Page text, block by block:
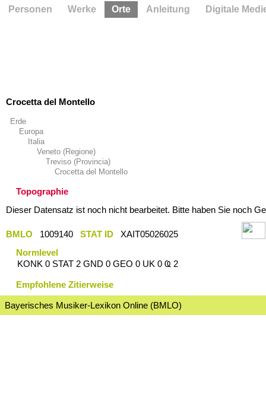
Crocetta del Montello
Erde
Europa
Italia
Veneto (Regione)
Treviso (Provincia)
Crocetta del Montello
Topographie
Dieser Datensatz ist noch nicht bearbeitet. Bitte haben Sie noch
BMLO 1009140 STAT ID
XAIT05026025
Normlevel
KONK 0 STAT 2 GND 0 GEO 0 UK 0 Ҩ 2
Empfohlene Zitierweise
Bayerisches Musiker-Lexikon Online (BMLO)
Personen Werke Orte Anleitung Digitale